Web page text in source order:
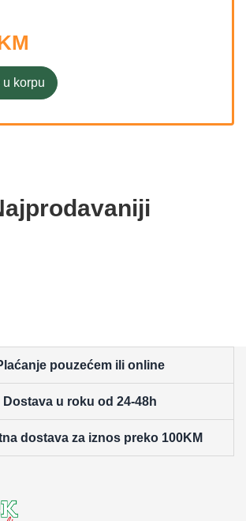
u korpu
pouzećem ili online
Dostava u roku od 24-48h
dostava za iznos preko 100KM